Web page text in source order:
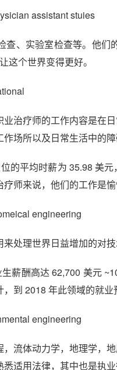
assistant stuies
查、实验室检查等。他
这个世界变得更好。
治疗师的工作内容是在
场所以及日常生活中的障
的平均时薪为 35.98 美
师来说，他们的工作是
engineering
处理世界日益增加的对技
薪酬高达 62,700 美元
到 2018 年此领域的就业
engineering
流体动力学，地理学，
适用法律，其中也是执业